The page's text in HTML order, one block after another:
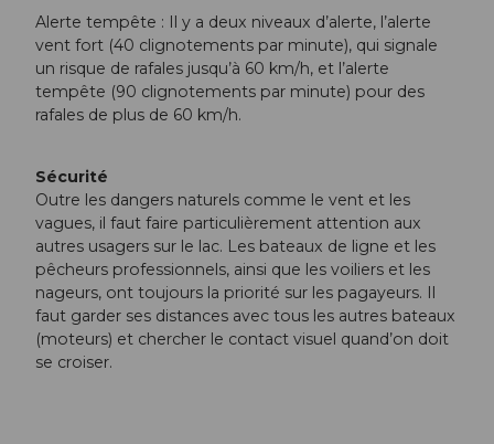
Alerte tempête : Il y a deux niveaux d’alerte, l’alerte
vent fort (40 clignotements par minute), qui signale
un risque de rafales jusqu’à 60 km/h, et l’alerte
tempête (90 clignotements par minute) pour des
rafales de plus de 60 km/h.
Sécurité
Outre les dangers naturels comme le vent et les
vagues, il faut faire particulièrement attention aux
autres usagers sur le lac. Les bateaux de ligne et les
pêcheurs professionnels, ainsi que les voiliers et les
nageurs, ont toujours la priorité sur les pagayeurs. Il
faut garder ses distances avec tous les autres bateaux
(moteurs) et chercher le contact visuel quand’on doit
se croiser.